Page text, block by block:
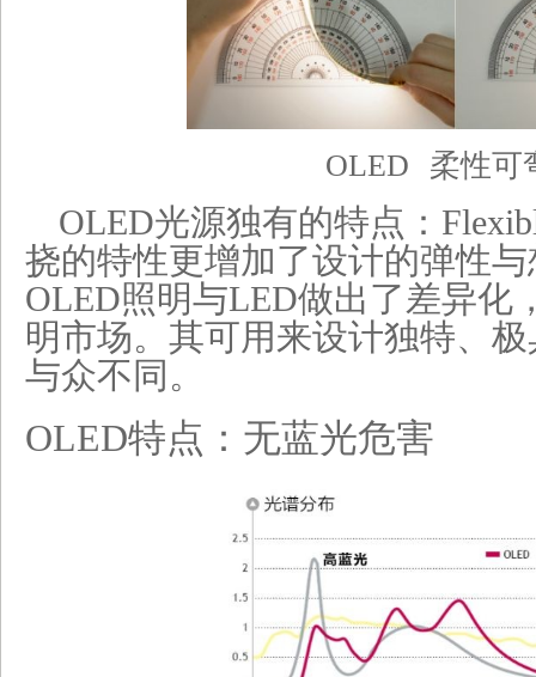
OLED 柔性可
OLED光源独有的特点：
挠的特性更增加了设计的弹性
OLED照明与LED做出了差异化
明市场。其可用来设计独特、
与众不同。
OLED特点：无蓝光危害